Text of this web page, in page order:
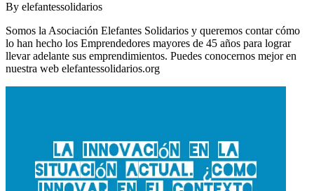
By elefantessolidarios
Somos la Asociación Elefantes Solidarios y queremos contar cómo
lo han hecho los Emprendedores mayores de 45 años para lograr
llevar adelante sus emprendimientos. Puedes conocernos mejor en
nuestra web elefantessolidarios.org